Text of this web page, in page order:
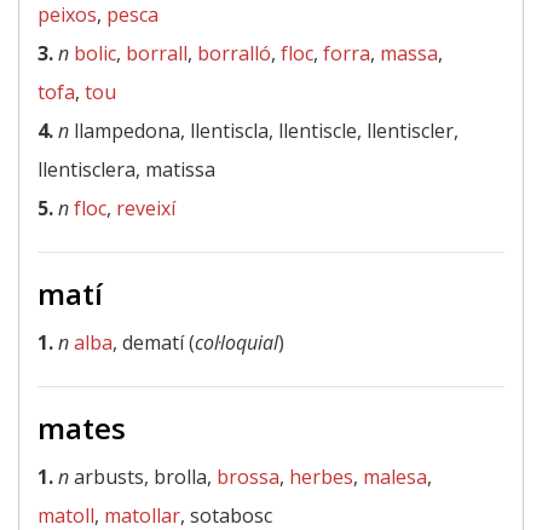
peixos, pesca
3.n bolic, borrall, borralló, floc, forra, massa,
tofa, tou
4.n llampedona, llentiscla, llentiscle, llentiscler,
llentisclera, matissa
5.nfloc, reveixí
matí
1.nalba, dematí (col·loquial)
mates
1.narbusts, brolla, brossa, herbes, malesa,
matoll, matollar, sotabosc